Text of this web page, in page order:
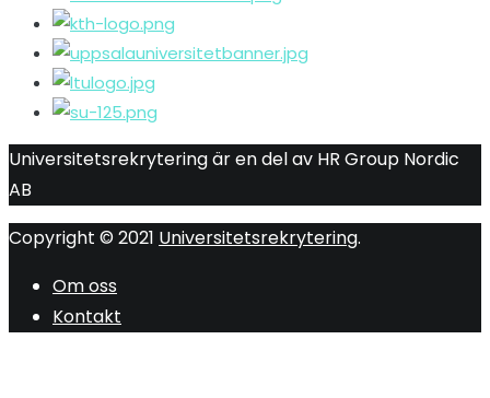
Universitetsrekrytering är en del av HR Group Nordic
AB
Copyright © 2021 Universitetsrekrytering.
Om oss
Kontakt